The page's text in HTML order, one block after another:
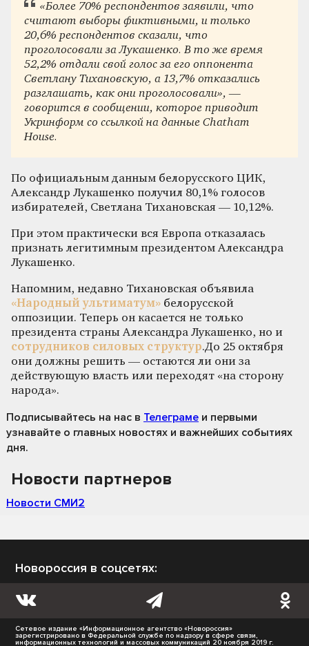
«Более 70% респондентов заявили, что
считают выборы фиктивными, и только
20,6% респондентов сказали, что
проголосовали за Лукашенко. В то же время
52,2% отдали свой голос за его оппонента
Светлану Тихановскую, а 13,7% отказались
разглашать, как они проголосовали», —
говорится в сообщении, которое приводит
Укринформ со ссылкой на данные Chatham
House.
По официальным данным белорусского ЦИК,
Александр Лукашенко получил 80,1% голосов
избирателей, Светлана Тихановская — 10,12%.
При этом практически вся Европа отказалась
признать легитимным президентом Александра
Лукашенко.
Напомним, недавно Тихановская объявила
«Народный ультиматум» белорусской
оппозиции. Теперь он касается не только
президента страны Александра Лукашенко, но и
сотрудников силовых структур.До 25 октября
они должны решить — остаются ли они за
действующую власть или переходят «на сторону
народа».
Подписывайтесь на нас в Телеграме и первыми
узнавайте о главных новостях и важнейших событиях
дня.
Новости партнеров
Новости СМИ2
Новороссия в соцсетях:
Сетевое издание «Информационное агентство «Новороссия»
зарегистрировано в Федеральной службе по надзору в сфере связи,
информационных технологий и массовых коммуникаций 20 ноября 2019 г.